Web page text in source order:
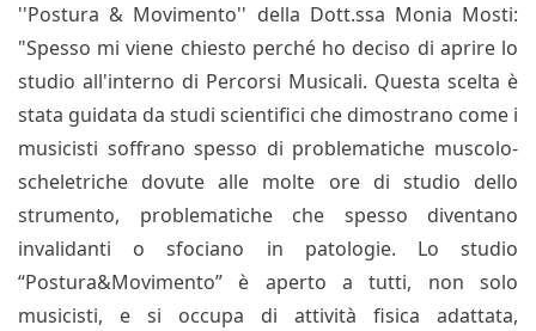
''Postura & Movimento'' della Dott.ssa Monia Mosti:
"Spesso mi viene chiesto perché ho deciso di aprire lo
studio all'interno di Percorsi Musicali. Questa scelta è
stata guidata da studi scientifici che dimostrano come i
musicisti soffrano spesso di problematiche muscolo-
scheletriche dovute alle molte ore di studio dello
strumento, problematiche che spesso diventano
invalidanti o sfociano in patologie. Lo studio
“Postura&Movimento” è aperto a tutti, non solo
musicisti, e si occupa di attività fisica adattata,